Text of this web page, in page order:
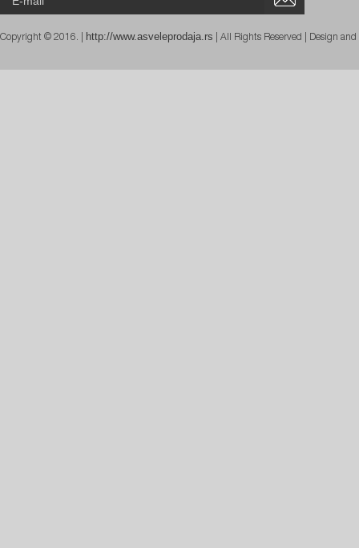
Copyright © 2016. | http://www.asveleprodaja.rs | All Rights Reserved | Design